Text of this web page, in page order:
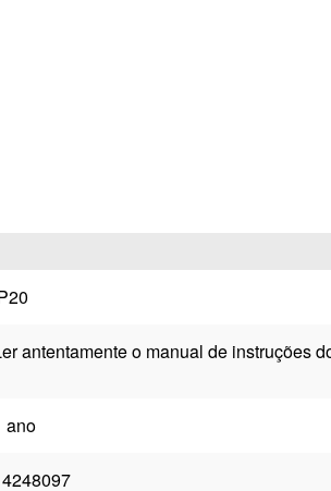
antentamente o manual de instruções
ano